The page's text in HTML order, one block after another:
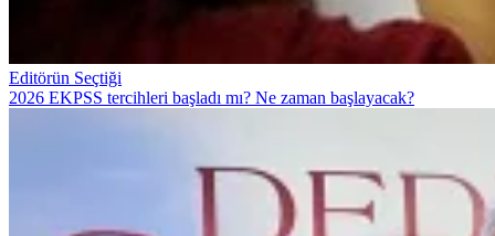
Editörün Seçtiği
2026 EKPSS tercihleri başladı mı? Ne zaman başlayacak?